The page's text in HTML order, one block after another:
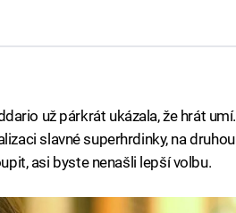
už párkrát ukázala, že hrát umí.
slavné superhrdinky, na druhou
asi byste nenašli lepší volbu.